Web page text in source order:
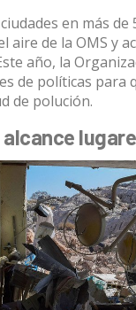
en más
aire de la OMS y
año, la
de políticas para
de polución.
alcance